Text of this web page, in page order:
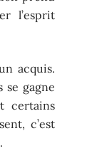
l’esprit
acquis.
se gagne
certains
c’est